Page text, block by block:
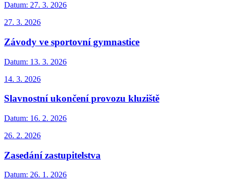
Datum: 27. 3. 2026
27. 3. 2026
Závody ve sportovní gymnastice
Datum: 13. 3. 2026
14. 3. 2026
Slavnostní ukončení provozu kluziště
Datum: 16. 2. 2026
26. 2. 2026
Zasedání zastupitelstva
Datum: 26. 1. 2026